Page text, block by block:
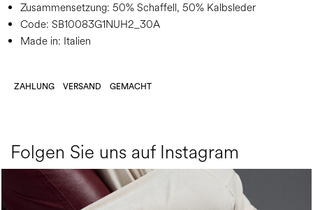
Zusammensetzung: 50% Schaffell, 50% Kalbsleder
Code: SB10083G1NUH2_30A
Made in: Italien
ZAHLUNG VERSAND GEMACHT
Folgen Sie uns auf Instagram